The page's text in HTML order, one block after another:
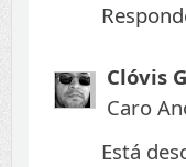
Clóvis
Caro
Está